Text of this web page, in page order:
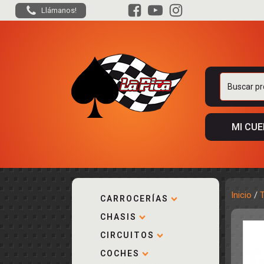
Llámanos!
Buscar
MI
CARROCERÍAS
CHASIS
CIRCUITOS
COCHES
Inicio /